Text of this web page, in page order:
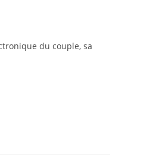
du couple, sa